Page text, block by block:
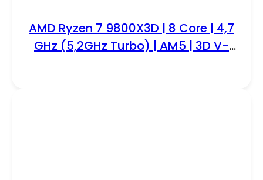
AMD Ryzen 7 9800X3D | 8 Core | 4,7
GHz (5,2GHz Turbo) | AM5 | 3D V-